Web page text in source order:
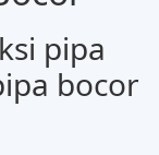
pipa
bocor